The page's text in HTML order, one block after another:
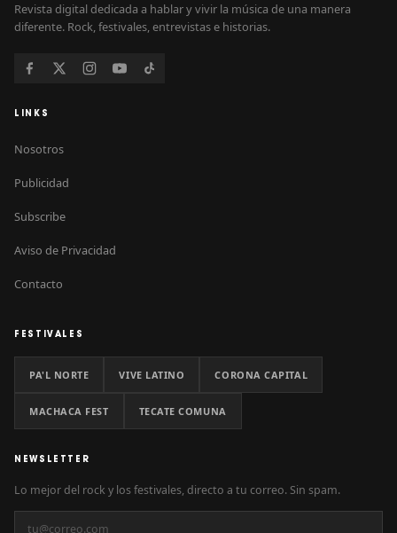
Revista digital dedicada a hablar y vivir la música de una manera
diferente. Rock, festivales, entrevistas e historias.
LINKS
Nosotros
Publicidad
Subscribe
Aviso de Privacidad
Contacto
FESTIVALES
PA'L NORTE VIVE LATINO CORONA CAPITAL
MACHACA FEST TECATE COMUNA
NEWSLETTER
Lo mejor del rock y los festivales, directo a tu correo. Sin spam.